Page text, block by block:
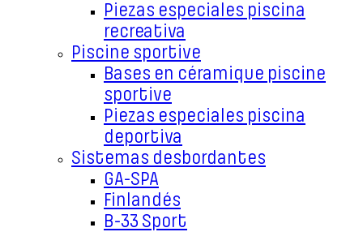
Piezas especiales piscina
recreativa
Piscine sportive
Bases en céramique piscine
sportive
Piezas especiales piscina
deportiva
Sistemas desbordantes
GA-SPA
Finlandés
B-33 Sport